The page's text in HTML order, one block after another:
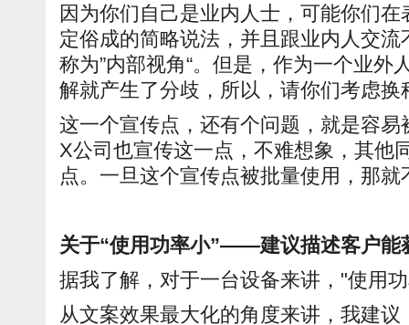
因为你们自己是业内人士，可能你们
定俗成的简略说法，并且跟业内人交
称为”内部视角“。但是，作为一个业外
解就产生了分歧，所以，请你们考虑
这一个宣传点，还有个问题，就是容
X公司也宣传这一点，不难想象，其他
点。一旦这个宣传点被批量使用，那
关于“使用功率小”——建议描述客户能
据我了解，对于一台设备来讲，"使用
从文案效果最大化的角度来讲，我建议